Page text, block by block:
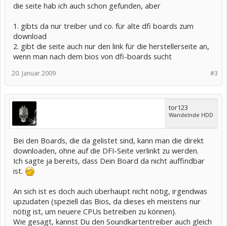
die seite hab ich auch schon gefunden, aber
1. gibts da nur treiber und co. für alte dfi boards zum
download
2. gibt die seite auch nur den link für die herstellerseite an,
wenn man nach dem bios von dfi-boards sucht
#3
20. Januar 2009
tor123
Wandelnde HDD
Bei den Boards, die da gelistet sind, kann man die direkt
downloaden, ohne auf die DFI-Seite verlinkt zu werden.
Ich sagte ja bereits, dass Dein Board da nicht auffindbar
ist.
An sich ist es doch auch überhaupt nicht nötig, irgendwas
upzudaten (speziell das Bios, da dieses eh meistens nur
nötig ist, um neuere CPUs betreiben zu können).
Wie gesagt, kannst Du den Soundkartentreiber auch gleich